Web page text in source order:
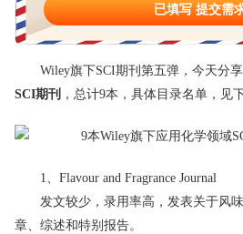
已填写 提交需
Wiley旗下SCI期刊第五弹，今天分享
SCI期刊 ，总计9本，具体目录名单，见下
1、Flavour and Fragrance Journal
发文较少，录用率高，发表关于风味
章、综述和特别报告。